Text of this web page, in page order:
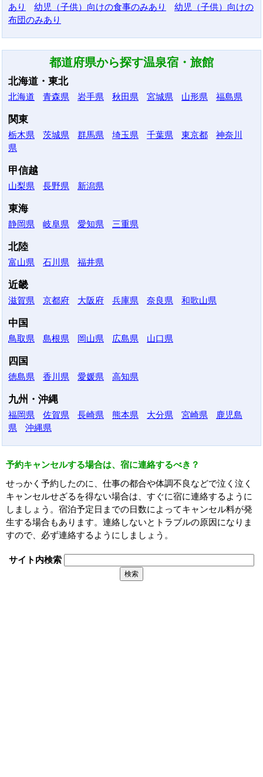
あり
幼児（子供）向けの食事のみあり
幼児（子供）向けの
布団のみあり
都道府県から探す温泉宿・旅館
北海道・東北
北海道 青森県 岩手県 秋田県 宮城県 山形県 福島県
関東
栃木県 茨城県 群馬県 埼玉県 千葉県 東京都
神奈川
県
甲信越
山梨県 長野県 新潟県
東海
静岡県 岐阜県 愛知県 三重県
北陸
富山県 石川県 福井県
近畿
滋賀県 京都府 大阪府 兵庫県 奈良県 和歌山県
中国
鳥取県 島根県 岡山県 広島県 山口県
四国
徳島県 香川県 愛媛県 高知県
九州・沖縄
福岡県 佐賀県 長崎県 熊本県 大分県 宮崎県
鹿児島
県
沖縄県
予約キャンセルする場合は、宿に連絡するべき？
せっかく予約したのに、仕事の都合や体調不良などで泣く泣く
キャンセルせざるを得ない場合は、すぐに宿に連絡するように
しましょう。宿泊予定日までの日数によってキャンセル料が発
生する場合もあります。連絡しないとトラブルの原因になりま
すので、必ず連絡するようにしましょう。
サイト内検索